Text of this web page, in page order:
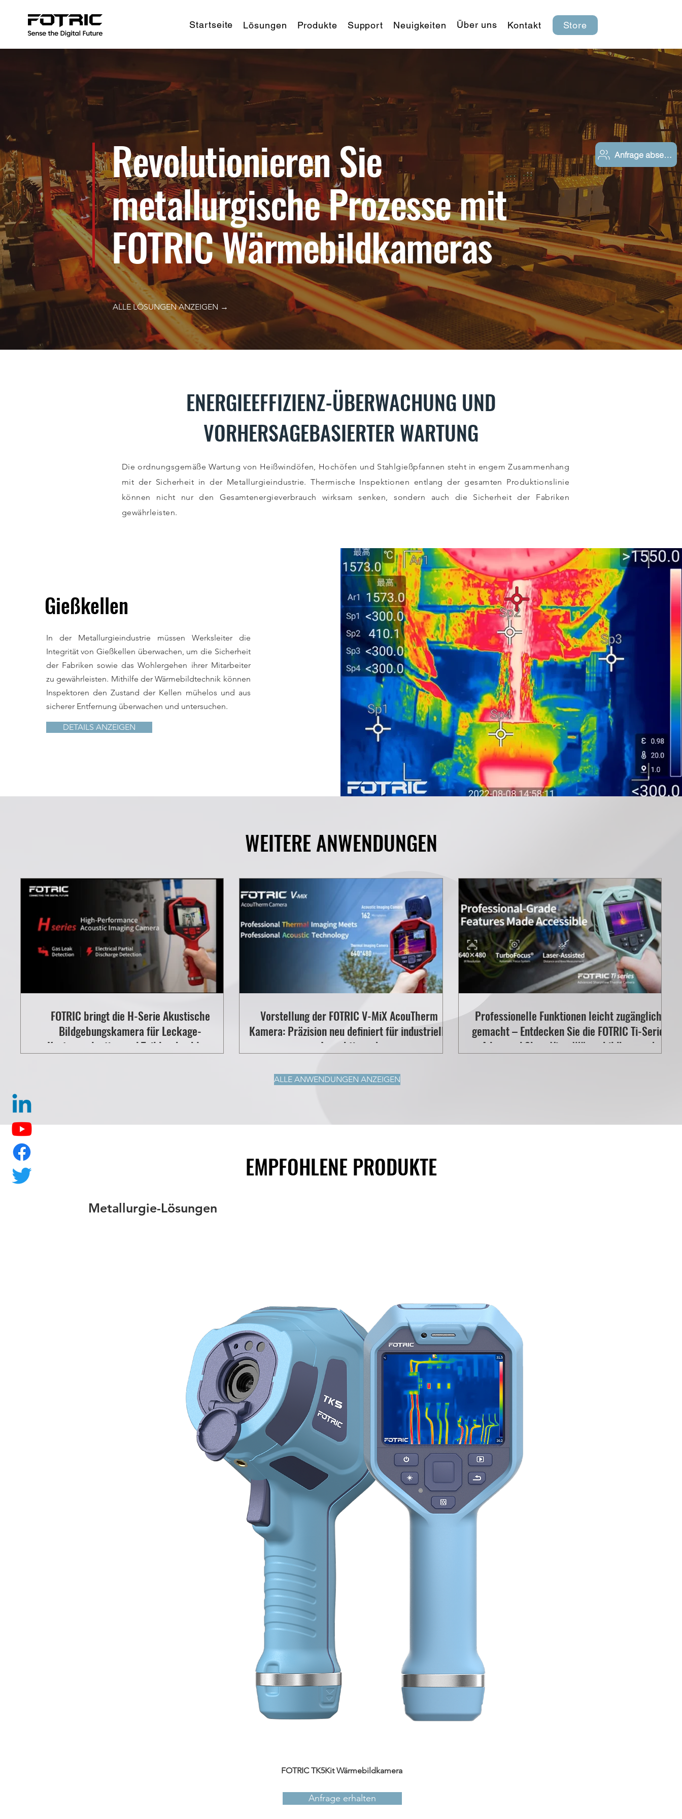
Startseite Lösungen Produkte Support Neuigkeiten Über uns Kontakt Store
Anfrage absenden
Revolutionieren Sie
metallurgische Prozesse mit
FOTRIC Wärmebildkameras
ALLE LÖSUNGEN ANZEIGEN →
ENERGIEEFFIZIENZ-ÜBERWACHUNG UND
VORHERSAGEBASIERTER WARTUNG
Die ordnungsgemäße Wartung von Heißwindöfen, Hochöfen und Stahlgießpfannen steht in engem Zusammenhang
mit der Sicherheit in der Metallurgieindustrie. Thermische Inspektionen entlang der gesamten Produktionslinie
können nicht nur den Gesamtenergieverbrauch wirksam senken, sondern auch die Sicherheit der Fabriken
gewährleisten.
Gießkellen
In der Metallurgieindustrie müssen Werksleiter die
Integrität von Gießkellen überwachen, um die Sicherheit
der Fabriken sowie das Wohlergehen ihrer Mitarbeiter
zu gewährleisten. Mithilfe der Wärmebildtechnik können
Inspektoren den Zustand der Kellen mühelos und aus
sicherer Entfernung überwachen und untersuchen.
DETAILS ANZEIGEN
WEITERE ANWENDUNGEN
FOTRIC bringt die H-Serie Akustische
Bildgebungskamera für Leckage-
Kostenevaluation und Teildurchschlag-
Vorstellung der FOTRIC V-MiX AcouTherm
Kamera: Präzision neu definiert für industrielle
Inspektionen!
Professionelle Funktionen leicht zugänglich
gemacht – Entdecken Sie die FOTRIC Ti-Serie
Advanced SharpView Wärmebildkamera!
ALLE ANWENDUNGEN ANZEIGEN
EMPFOHLENE PRODUKTE
Metallurgie-Lösungen
Schnellansicht
​FOTRIC TK5Kit Wärmebildkamera
Anfrage erhalten